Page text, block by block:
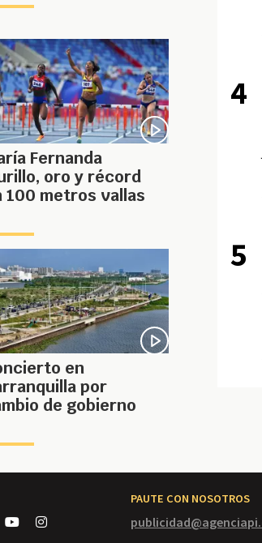
Fernanda
oro y récord
100 metros vallas
en
por
de gobierno
PAUTE CON NOSOTROS